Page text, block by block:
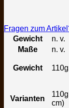
Fragen zum
Gewicht
n. v.
Maße
n. v.
Gewicht
Varianten
cm)